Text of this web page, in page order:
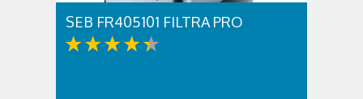
SEB FR405101 FILTRA PRO